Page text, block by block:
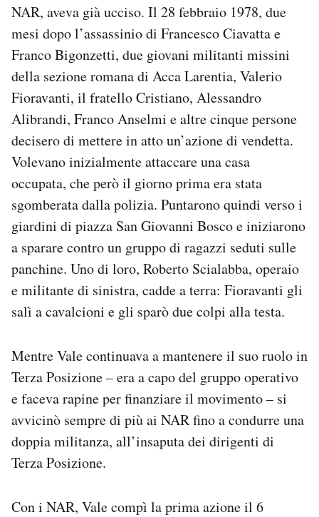
NAR, aveva già ucciso. Il 28 febbraio 1978, due
mesi dopo l’assassinio di Francesco Ciavatta e
Franco Bigonzetti, due giovani militanti missini
della sezione romana di Acca Larentia, Valerio
Fioravanti, il fratello Cristiano, Alessandro
Alibrandi, Franco Anselmi e altre cinque persone
decisero di mettere in atto un’azione di vendetta.
Volevano inizialmente attaccare una casa
occupata, che però il giorno prima era stata
sgomberata dalla polizia. Puntarono quindi verso i
giardini di piazza San Giovanni Bosco e iniziarono
a sparare contro un gruppo di ragazzi seduti sulle
panchine. Uno di loro, Roberto Scialabba, operaio
e militante di sinistra, cadde a terra: Fioravanti gli
salì a cavalcioni e gli sparò due colpi alla testa.
Mentre Vale continuava a mantenere il suo ruolo in
Terza Posizione – era a capo del gruppo operativo
e faceva rapine per finanziare il movimento – si
avvicinò sempre di più ai NAR fino a condurre una
doppia militanza, all’insaputa dei dirigenti di
Terza Posizione.
Con i NAR, Vale compì la prima azione il 6